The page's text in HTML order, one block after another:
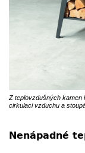
Z teplovzdušných kamen
cirkulaci vzduchu a
Nenápadné